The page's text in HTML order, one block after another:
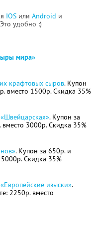
IOS или Android и
удобно :)
мира»
крафтовых сыров. Купон
вместо 1500р. Скидка 35%
. Купон за
3000р. Скидка 35%
. Купон за 650р. и
Скидка 35%
изыски».
2250р. вместо